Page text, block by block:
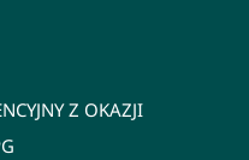
Z OKAZJI